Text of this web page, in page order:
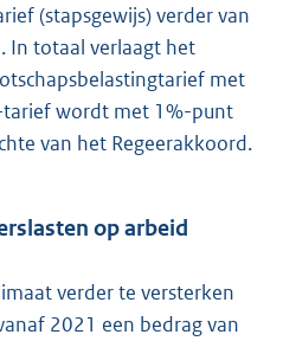
(stapsgewijs) verder van
In totaal verlaagt het
met
wordt met 1%-punt
van het Regeerakkoord.
op arbeid
verder te versterken
2021 een bedrag van